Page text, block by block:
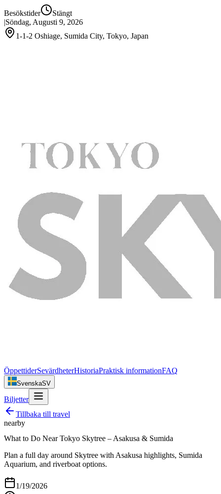
Besökstider
Stängt
|Söndag, Augusti 9, 2026
1-1-2 Oshiage, Sumida City, Tokyo, Japan
ÖppettiderSevärdheterHistoriaPraktisk informationFAQ
SvenskaSV
Biljetter
Tillbaka till travel
nearby
What to Do Near Tokyo Skytree – Asakusa & Sumida
Plan a full day around Skytree with Asakusa highlights, Sumida
Aquarium, and riverboat options.
1/19/2026